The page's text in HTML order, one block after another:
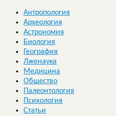
Антропология
Археология
Астрономия
Биология
География
Лженаука
Медицина
Общество
Палеонтология
Психология
Статьи